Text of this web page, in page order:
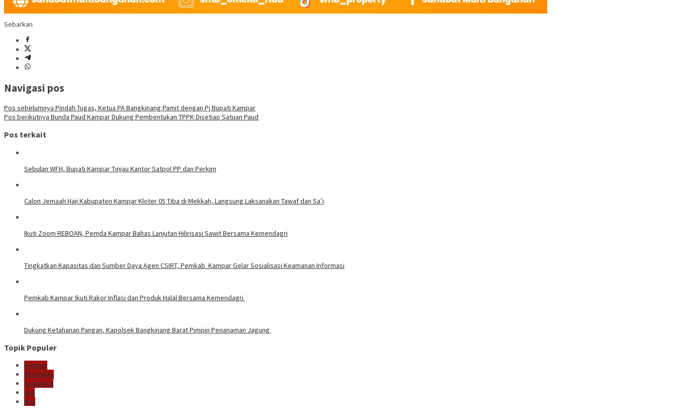
Sebarkan
Navigasi pos
Pos sebelumnya Pindah Tugas, Ketua PA Bangkinang Pamit dengan Pj Bupati Kampar
Pos berikutnya Bunda Paud Kampar Dukung Pembentukan TPPK Disetiap Satuan Paud
Pos terkait
Sebulan WFH, Bupati Kampar Tinjau Kantor Satpol PP dan Perkim
Calon Jemaah Haji Kabupaten Kampar Kloter 05 Tiba di Mekkah, Langsung Laksanakan Tawaf dan Sa’i
Ikuti Zoom REBOAN, Pemda Kampar Bahas Lanjutan Hilirisasi Sawit Bersama Kemendagri
Tingkatkan Kapasitas dan Sumber Daya Agen CSIRT, Pemkab Kampar Gelar Sosialisasi Keamanan Informasi
Pemkab Kampar Ikuti Rakor Inflasi dan Produk Halal Bersama Kemendagri
Dukung Ketahanan Pangan, Kapolsek Bangkinang Barat Pimpin Penanaman Jagung
Topik Populer
Kampar
REGIONAL
Sumatera
Hot
Bus